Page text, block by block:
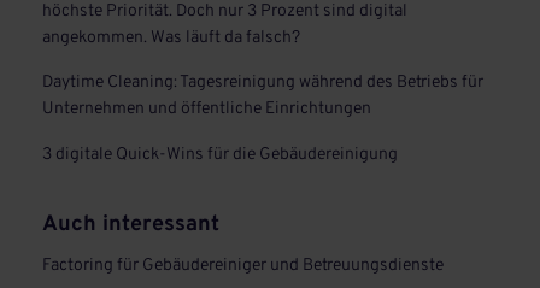
höchste Priorität. Doch nur 3 Prozent sind digital
angekommen. Was läuft da falsch?
Daytime Cleaning: Tagesreinigung während des Betriebs für
Unternehmen und öffentliche Einrichtungen
3 digitale Quick-Wins für die Gebäudereinigung
Auch interessant
Factoring für Gebäudereiniger und Betreuungsdienste